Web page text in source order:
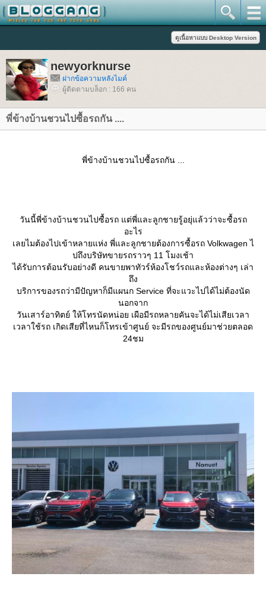
newyorknurse
ฝากข้อความหลังไมค์
ผู้ติดตามบล็อก : 166 คน
พี่ข้างบ้านชวนไปซื้อรถกัน ....
พี่ข้างบ้านชวนไปซื้อรถกัน ...
วันนี้พี่ข้างบ้านชวนไปซื้อรถ แต่พี่และลูกชายรู้อยุ่แล้วว่าจะซื้อรถ
อะไร
เลยไมต้องไปเข้าหลายแห่ง พี่และลูกชายต้องการซื้อรถ Volkwagen ไ
ปถึงบริษัทขายรถราวๆ 11 โมงเช้า
ได้รับการต้อนรับอย่างดี คนขายพาทัวร์ห้องโชว์รถและห้องต่างๆ เล่า
ถึง
บริการของรถว่ามีปัญหาก็มีแผนก Service ที่จะแวะไปได้ไม่ต้องนัด
นอกจาก
วันเสาร์อาทิตย์ ให้โทรนัดหน่อย เผือมีรถหลายคันจะได้ไม่เสียเวลา
เวลาใช้รถ เกิดเสียที่ไหนก็โทรเข้าศูนย์ จะมีรถของศูนย์มาช่วยตลอด
24ชม